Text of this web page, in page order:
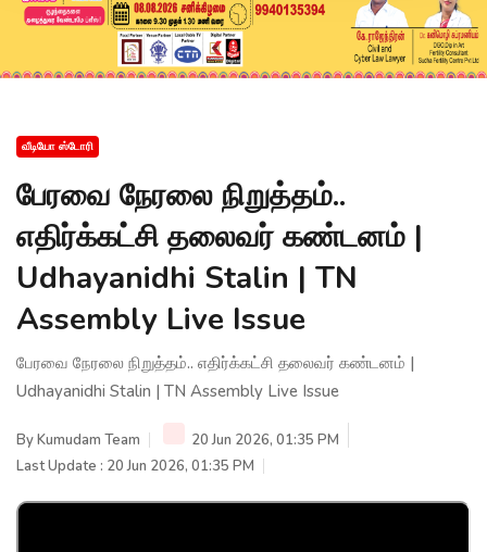
வீடியோ ஸ்டோரி
பேரவை நேரலை நிறுத்தம்..
எதிர்க்கட்சி தலைவர் கண்டனம் |
Udhayanidhi Stalin | TN
Assembly Live Issue
பேரவை நேரலை நிறுத்தம்.. எதிர்க்கட்சி தலைவர் கண்டனம் |
Udhayanidhi Stalin | TN Assembly Live Issue
ByKumudam Team
20 Jun 2026, 01:35 PM
Last Update : 20 Jun 2026, 01:35 PM